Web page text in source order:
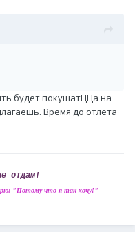
будет покушатЦЦа на
Время до отлета
отдам!
"Потому что я так хочу!"